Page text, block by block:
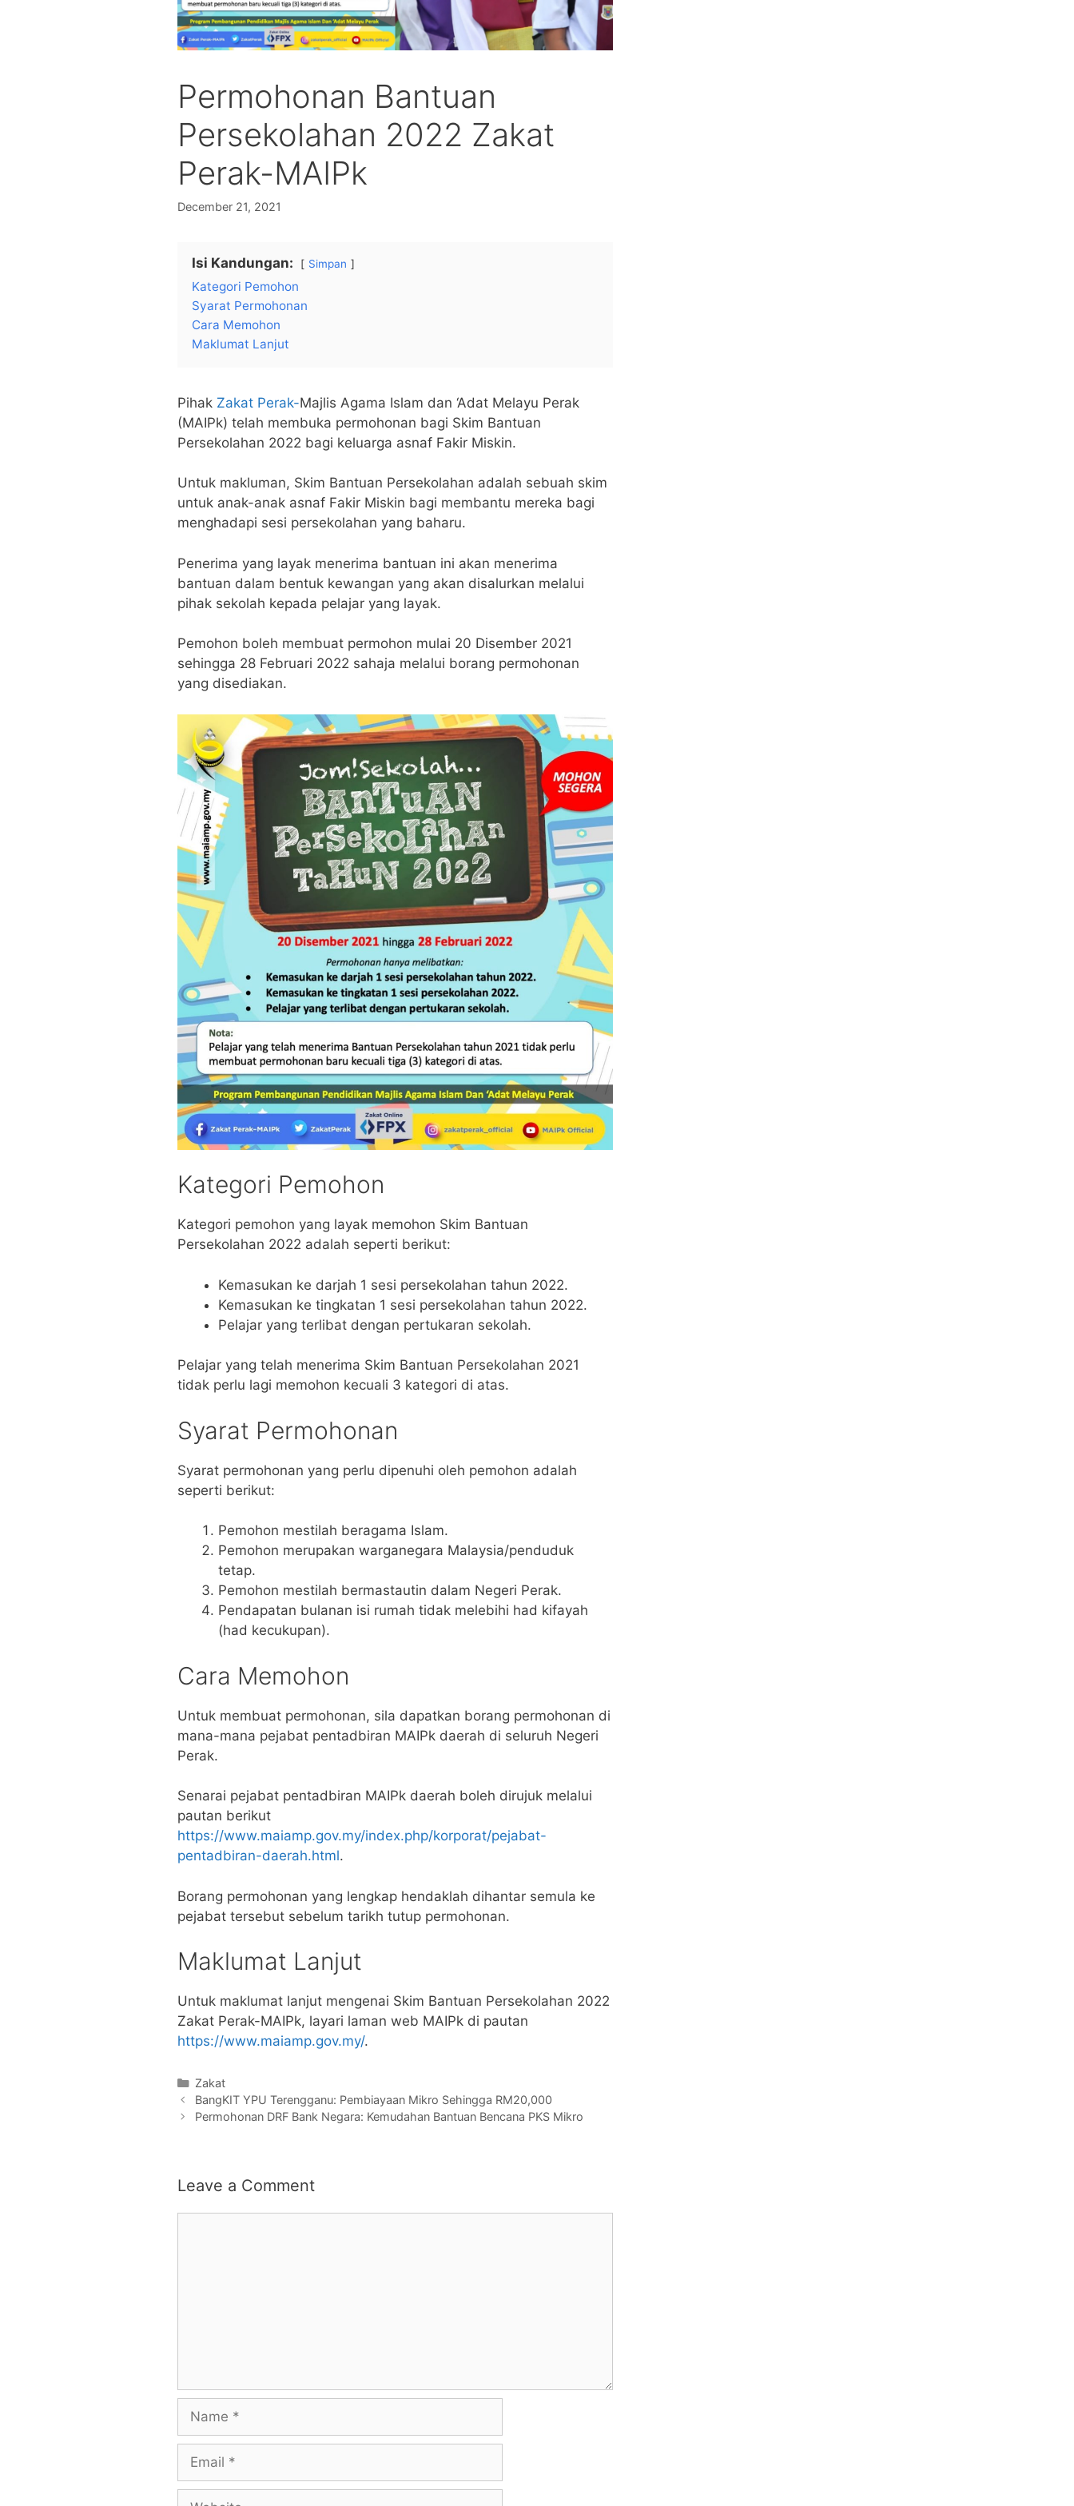
Permohonan Bantuan
Persekolahan 2022 Zakat
Perak-MAIPk
December 21, 2021
Isi Kandungan: Simpan
Kategori Pemohon
Syarat Permohonan
Cara Memohon
Maklumat Lanjut
Pihak Zakat Perak-Majlis Agama Islam dan ‘Adat Melayu Perak
(MAIPk) telah membuka permohonan bagi Skim Bantuan
Persekolahan 2022 bagi keluarga asnaf Fakir Miskin.
Untuk makluman, Skim Bantuan Persekolahan adalah sebuah skim
untuk anak-anak asnaf Fakir Miskin bagi membantu mereka bagi
menghadapi sesi persekolahan yang baharu.
Penerima yang layak menerima bantuan ini akan menerima
bantuan dalam bentuk kewangan yang akan disalurkan melalui
pihak sekolah kepada pelajar yang layak.
Pemohon boleh membuat permohon mulai 20 Disember 2021
sehingga 28 Februari 2022 sahaja melalui borang permohonan
yang disediakan.
Kategori Pemohon
Kategori pemohon yang layak memohon Skim Bantuan
Persekolahan 2022 adalah seperti berikut:
Kemasukan ke darjah 1 sesi persekolahan tahun 2022.
Kemasukan ke tingkatan 1 sesi persekolahan tahun 2022.
Pelajar yang terlibat dengan pertukaran sekolah.
Pelajar yang telah menerima Skim Bantuan Persekolahan 2021
tidak perlu lagi memohon kecuali 3 kategori di atas.
Syarat Permohonan
Syarat permohonan yang perlu dipenuhi oleh pemohon adalah
seperti berikut:
Pemohon mestilah beragama Islam.
Pemohon merupakan warganegara Malaysia/penduduk
tetap.
Pemohon mestilah bermastautin dalam Negeri Perak.
Pendapatan bulanan isi rumah tidak melebihi had kifayah
(had kecukupan).
Cara Memohon
Untuk membuat permohonan, sila dapatkan borang permohonan di
mana-mana pejabat pentadbiran MAIPk daerah di seluruh Negeri
Perak.
Senarai pejabat pentadbiran MAIPk daerah boleh dirujuk melalui
pautan berikut
https://www.maiamp.gov.my/index.php/korporat/pejabat-
pentadbiran-daerah.html.
Borang permohonan yang lengkap hendaklah dihantar semula ke
pejabat tersebut sebelum tarikh tutup permohonan.
Maklumat Lanjut
Untuk maklumat lanjut mengenai Skim Bantuan Persekolahan 2022
Zakat Perak-MAIPk, layari laman web MAIPk di pautan
https://www.maiamp.gov.my/.
Categories
Zakat
BangKIT YPU Terengganu: Pembiayaan Mikro Sehingga RM20,000
Permohonan DRF Bank Negara: Kemudahan Bantuan Bencana PKS Mikro
Leave a Comment
Name
Email
Website